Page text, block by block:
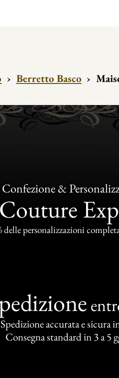
› Berretto Basco ›
Confezione &
Couture
delle personalizzazioni
Spedizione accurata e sicura
Consegna standard in 3 a 5